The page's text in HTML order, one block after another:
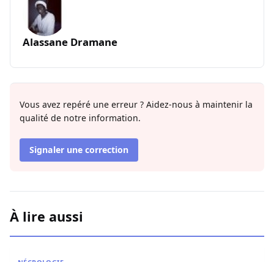
Alassane Dramane
Vous avez repéré une erreur ? Aidez-nous à maintenir la
qualité de notre information.
Signaler une correction
À lire aussi